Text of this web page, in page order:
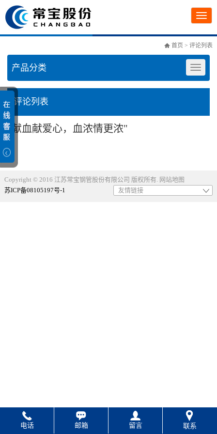
首页 > 评论列表
产品分类
评论列表
"献血献爱心，血浓情更浓"
Copyright © 2016 江苏常宝钢管股份有限公司 版权所有. 网站地图
苏ICP备08105197号-1
友情链接
电话 邮箱 留言 联系